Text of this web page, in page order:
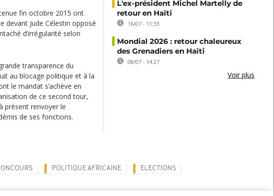
fin octobre 2015 ont
devant Jude Célestin opposé
d’irrégularité selon
transparence du
au blocage politique et à la
le mandat s’achève en
de ce second tour,
présent renvoyer le
de ses fonctions.
L'ex-président Michel Martelly de
retour en Haïti
16/07 - 11:33
Mondial 2026 : retour chaleureux
des Grenadiers en Haïti
08/07 - 14:27
Voir plus
POLITIQUE AFRICAINE ELECTIONS